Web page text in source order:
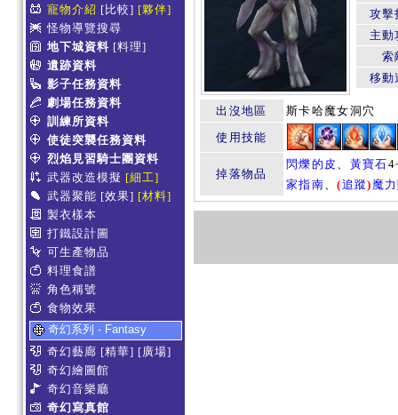
寵物介紹 [比較] [夥伴]
怪物導覽搜尋
地下城資料 [料理]
遺跡資料
影子任務資料
劇場任務資料
訓練所資料
使徒突襲任務資料
烈焰見習騎士團資料
武器改造模擬 [細工]
武器聚能 [效果] [材料]
製衣樣本
打鐵設計圖
可生產物品
料理食譜
角色稱號
食物效果
奇幻系列 - Fantasy
奇幻藝廊 [精華] [廣場]
奇幻繪圖館
奇幻音樂廳
奇幻寫真館
攻擊
主動
索
移動
出沒地區
斯卡哈魔女洞穴
使用技能
掉落物品
閃爍的皮 、 黃寶石
家指南、(追蹤) 魔